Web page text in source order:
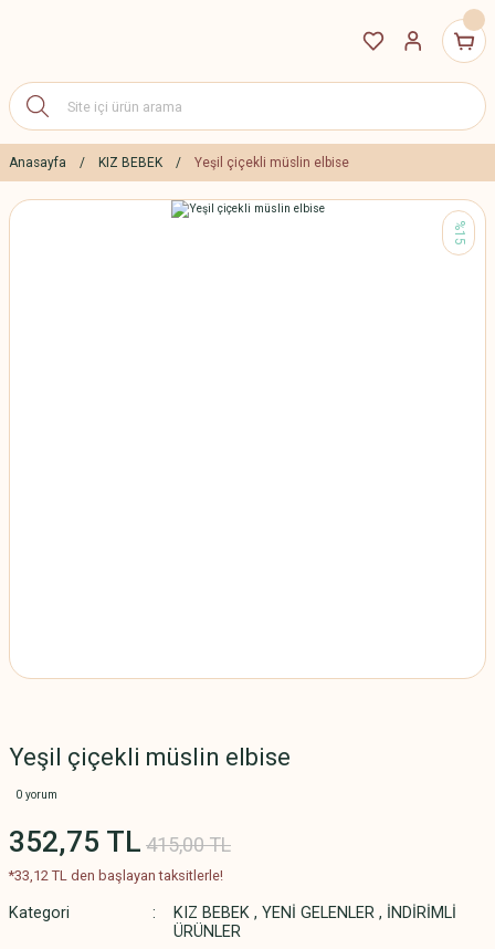
Anasayfa KIZ BEBEK Yeşil çiçekli müslin elbise
%15
Yeşil çiçekli müslin elbise
0 yorum
352,75 TL 415,00 TL
*33,12 TL den başlayan taksitlerle!
Kategori KIZ BEBEK , YENİ GELENLER , İNDİRİMLİ
ÜRÜNLER